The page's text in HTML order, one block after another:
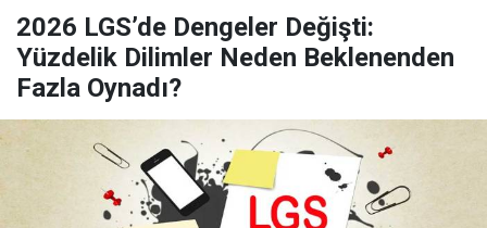
2026 LGS’de Dengeler Değişti:
Yüzdelik Dilimler Neden Beklenenden
Fazla Oynadı?